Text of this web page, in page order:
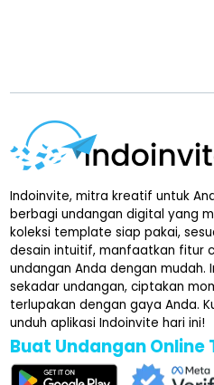
Indoinvite, mitra kreatif untuk
berbagi undangan digital yang
koleksi template siap pakai,
desain intuitif, manfaatkan fitur
undangan Anda dengan mudah.
sekadar undangan, ciptakan
terlupakan dengan gaya Anda.
unduh aplikasi Indoinvite hari ini!
Buat Undangan Online